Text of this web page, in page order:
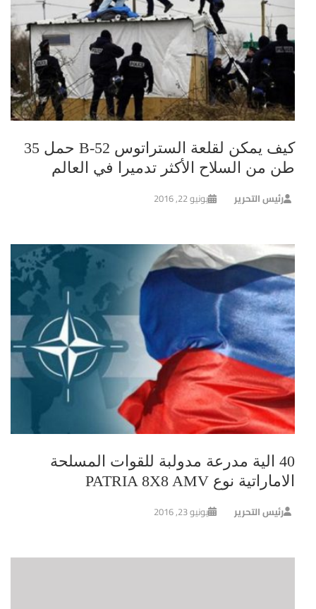
كيف يمكن لقلعة الستراتوس B-52 حمل 35
طن من السلاح الأكثر تدميرا في العالم
رئيس التحرير يونيو 22, 2016
40 الية مدرعة مدولبة للقوات المسلحة
الاماراتية نوع PATRIA 8X8 AMV
رئيس التحرير يونيو 23, 2016